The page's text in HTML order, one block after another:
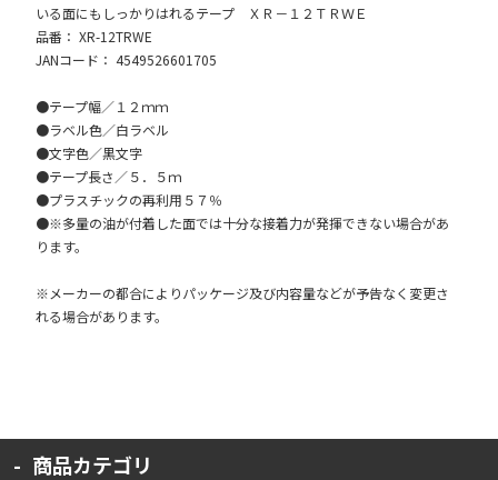
いる面にもしっかりはれるテープ ＸＲ－１２ＴＲＷＥ
品番： XR-12TRWE
JANコード： 4549526601705
●テープ幅／１２ｍｍ
●ラベル色／白ラベル
●文字色／黒文字
●テープ長さ／５．５ｍ
●プラスチックの再利用５７％
●※多量の油が付着した面では十分な接着力が発揮できない場合があ
ります。
※メーカーの都合によりパッケージ及び内容量などが予告なく変更さ
れる場合があります。
商品カテゴリ